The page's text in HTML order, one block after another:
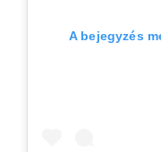
A bejegyzés